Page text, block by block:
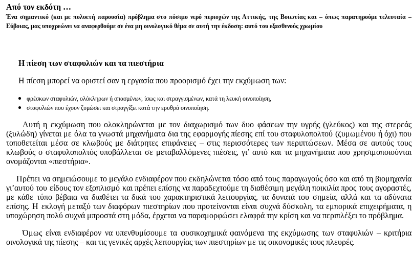
Από τον εκδότη …
Ένα σημαντικό (και με πολυετή παρουσία) πρόβλημα στο πόσιμο νερό περιοχών της Αττικής, της Βοιωτίας και – όπως παρατηρούμε τελευταία –
Εύβοιας, μας υποχρεώνει να αναφερθούμε σε ένα μη οινολογικό θέμα σε αυτή την έκδοση: αυτό του εξασθενούς χρωμίου
Η πίεση των σταφυλιών και τα πιεστήρια
Η πίεση μπορεί να οριστεί σαν η εργασία που προορισμό έχει την εκχύμωση των:
φρέσκων σταφυλιών, ολόκληρων ή σπασμένων, ίσως και στραγγισμένων, κατά τη λευκή οινοποίηση,
σταφυλιών που έχουν ζυμώσει και στραγγίξει κατά την ερυθρά οινοποίηση.
Αυτή η εκχύμωση που ολοκληρώνεται με τον διαχωρισμό των δυο φάσεων την υγρής (γλεύκος) και της στερεάς
(ξυλώδη) γίνεται με όλα τα γνωστά μηχανήματα δια της εφαρμογής πίεσης επί του σταφυλοπολτού (ζυμωμένου ή όχι) που
τοποθετείται μέσα σε κλωβούς με διάτρητες επιφάνειες – στις περισσότερες των περιπτώσεων. Μέσα σε αυτούς τους
κλωβούς ο σταφυλοπολτός υποβάλλεται σε μεταβαλλόμενες πιέσεις, γι’ αυτό και τα μηχανήματα που χρησιμοποιούνται
ονομάζονται «πιεστήρια».
Πρέπει να σημειώσουμε το μεγάλο ενδιαφέρον που εκδηλώνεται τόσο από τους παραγωγούς όσο και από τη βιομηχανία
γι’αυτού του είδους τον εξοπλισμό και πρέπει επίσης να παραδεχτούμε τη διαθέσιμη μεγάλη ποικιλία προς τους αγοραστές,
με κάθε τύπο βέβαια να διαθέτει τα δικά του χαρακτηριστικά λειτουργίας, τα δυνατά του σημεία, αλλά και τα αδύνατα
επίσης. Η εκλογή μεταξύ των διαφόρων πιεστηρίων που προτείνονται είναι συχνά δύσκολη, τα εμπορικά επιχειρήματα, η
υποχώρηση πολύ συχνά μπροστά στη μόδα, έρχεται να παραμορφώσει ελαφρά την κρίση και να περιπλέξει το πρόβλημα.
Όμως είναι ενδιαφέρον να υπενθυμίσουμε τα φυσικοχημικά φαινόμενα της εκχύμωσης των σταφυλιών – κριτήρια
οινολογικά της πίεσης – και τις γενικές αρχές λειτουργίας των πιεστηρίων με τις οικονομικές τους πλευρές.